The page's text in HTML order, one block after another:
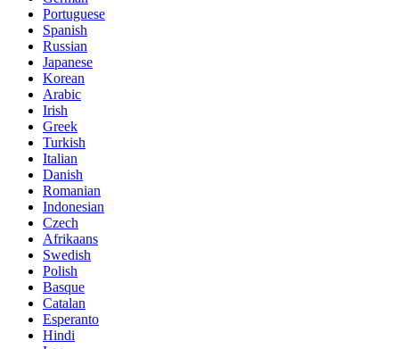
Portuguese
Spanish
Russian
Japanese
Korean
Arabic
Irish
Greek
Turkish
Italian
Danish
Romanian
Indonesian
Czech
Afrikaans
Swedish
Polish
Basque
Catalan
Esperanto
Hindi